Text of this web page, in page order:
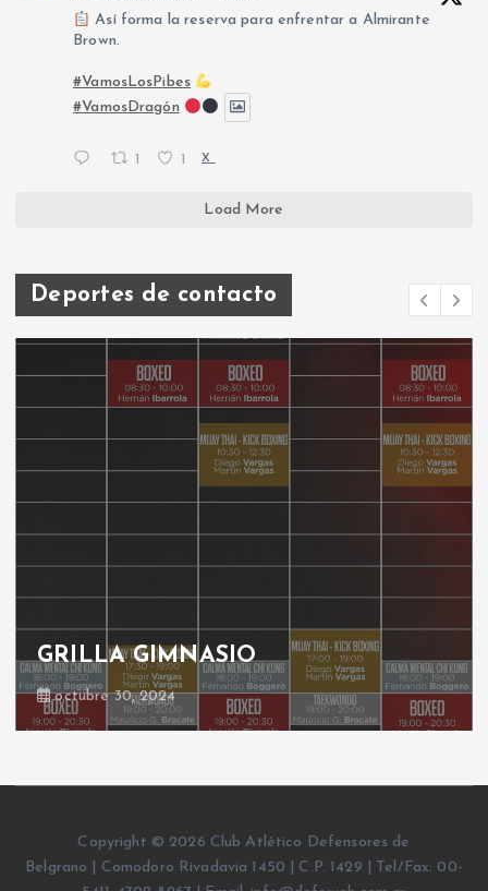
Así forma la reserva para enfrentar a Almirante
Brown.
#VamosLosPibes
#VamosDragón
1 1 X
Load More
Deportes de contacto
GRILLA GIMNASIO
octubre 30, 2024
Copyright © 2026 Club Atlético Defensores de
Belgrano | Comodoro Rivadavia 1450 | C.P. 1429 | Tel/Fax: 00-